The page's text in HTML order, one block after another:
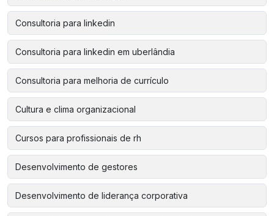
Consultoria para linkedin
Consultoria para linkedin em uberlândia
Consultoria para melhoria de currículo
Cultura e clima organizacional
Cursos para profissionais de rh
Desenvolvimento de gestores
Desenvolvimento de liderança corporativa